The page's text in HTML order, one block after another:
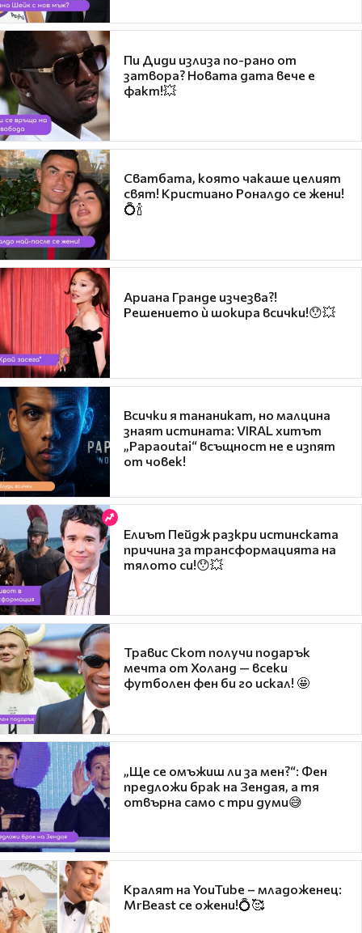
Пи Диди излиза по-рано от
затвора? Новата дата вече е
факт!💥
Сватбата, която чакаше целият
свят! Кристиано Роналдо се жени!
💍🍾
Ариана Гранде изчезва?!
Решението ѝ шокира всички!😯💥
Всички я тананикат, но малцина
знаят истината: VIRAL хитът
„Papaoutai“ всъщност не е изпят
от човек!
Елиът Пейдж разкри истинската
причина за трансформацията на
тялото си!😯💥
Травис Скот получи подарък
мечта от Холанд — всеки
футболен фен би го искал! 🤩
„Ще се омъжиш ли за мен?“: Фен
предложи брак на Зендая, а тя
отвърна само с три думи😅
Кралят на YouTube – младоженец:
MrBeast се ожени!💍🥰